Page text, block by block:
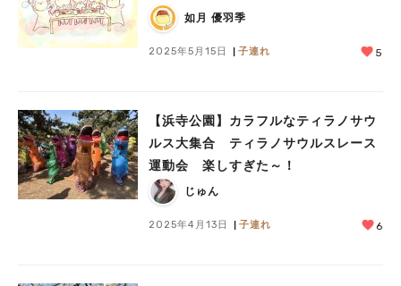
如月 優羽季
2025年5月15日 子連れ 5
【浜寺公園】カラフルなティラノサウ
ルス大集合 ティラノサウルスレース
運動会 楽しすぎた～！
じゅん
2025年4月13日 子連れ 6